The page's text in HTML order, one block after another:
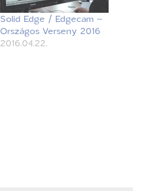
Solid Edge / Edgecam –
Országos Verseny 2016
2016.04.22.